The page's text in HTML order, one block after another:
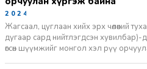
2024-11-21
Жагсаал, цуглаан хийх эрх чөлөөний
дугаар сард нийтлэгдсэн
өгсөн шүүмжийг монгол хэл рүү